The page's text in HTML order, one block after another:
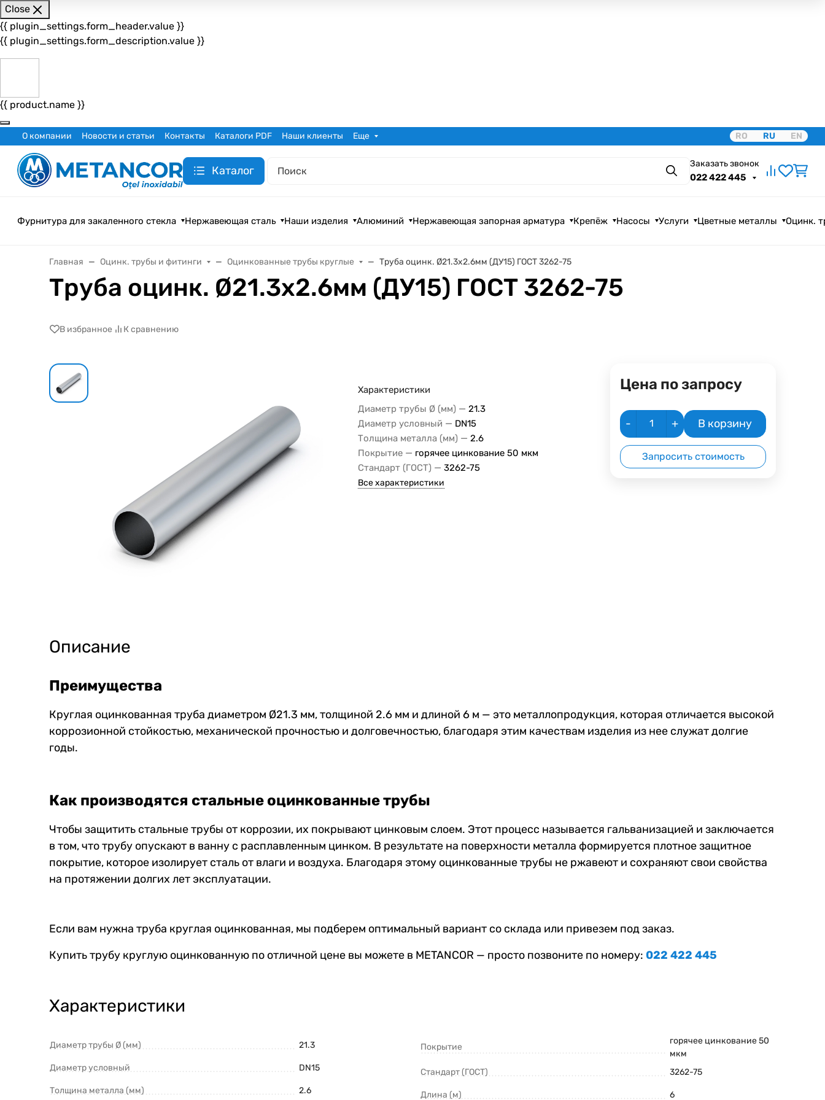
Close
{{ plugin_settings.form_header.value }}
{{ plugin_settings.form_description.value }}
{{ product.name }}
О компании Новости и статьи Контакты Каталоги PDF Наши клиенты Еще RO RU EN
Каталог Поиск
Заказать звонок
022 422 445
Фурнитура для закаленного стекла Нержавеющая сталь Наши изделия Алюминий Нержавеющая запорная арматура Крепёж Насосы Услуги Цветные металлы Оцинк.
Главная Оцинк. трубы и фитинги Оцинкованные трубы круглые Труба оцинк. Ø21.3x2.6мм (ДУ15) ГОСТ 3262-75
Труба оцинк. Ø21.3x2.6мм (ДУ15) ГОСТ 3262-75
В избранное К сравнению
Характеристики
Диаметр трубы Ø (мм) — 21.3
Диаметр условный — DN15
Толщина металла (мм) — 2.6
Покрытие — горячее цинкование 50 мкм
Стандарт (ГОСТ) — 3262-75
Все характеристики
Цена по запросу
- + В корзину
Запросить стоимость
Описание
Преимущества
Круглая оцинкованная труба диаметром Ø21.3 мм, толщиной 2.6 мм и длиной 6 м — это металлопродукция, которая отличается высокой
коррозионной стойкостью, механической прочностью и долговечностью, благодаря этим качествам изделия из нее служат долгие
годы.
Как производятся стальные оцинкованные трубы
Чтобы защитить стальные трубы от коррозии, их покрывают цинковым слоем. Этот процесс называется гальванизацией и заключается
в том, что трубу опускают в ванну с расплавленным цинком. В результате на поверхности металла формируется плотное защитное
покрытие, которое изолирует сталь от влаги и воздуха. Благодаря этому оцинкованные трубы не ржавеют и сохраняют свои свойства
на протяжении долгих лет эксплуатации.
Если вам нужна труба круглая оцинкованная, мы подберем оптимальный вариант со склада или привезем под заказ.
Купить трубу круглую оцинкованную по отличной цене вы можете в METANCOR — просто позвоните по номеру: 022 422 445
Характеристики
Диаметр трубы Ø (мм) 21.3
Диаметр условный DN15
Толщина металла (мм) 2.6
Покрытие
горячее цинкование 50
мкм
Стандарт (ГОСТ)
3262-75
Длина (м) 6